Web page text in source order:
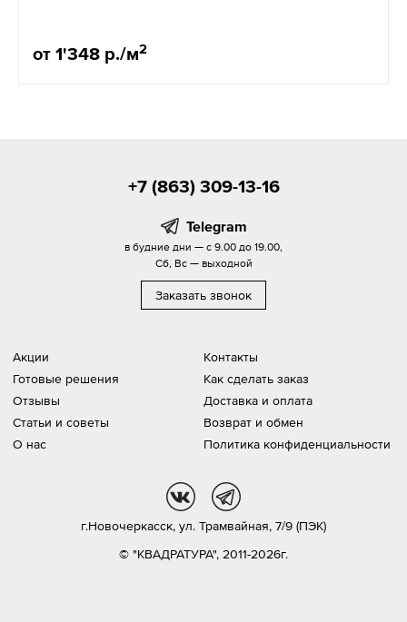
от 1'348 р./м2
Акции
Готовые решения
Отзывы
Статьи и советы
О нас
Контакты
Как сделать заказ
Доставка и оплата
Возврат и обмен
Политика конфиденциальности
+7 (863) 309-13-16
Telegram
в будние дни — с 9.00 до 19.00,
Сб, Вс — выходной
Заказать звонок
© "КВАДРАТУРА", 2011-2026г.
г.Новочеркасск, ул. Трамвайная, 7/9 (ПЭК)
vk tg